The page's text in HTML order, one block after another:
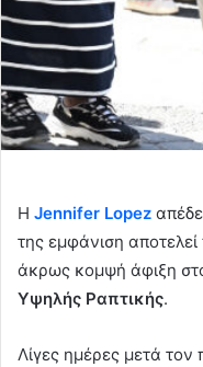
Η Jennifer Lopez
της εμφάνιση
άκρως κομψή άφιξη
Υψηλής Ραπτικής.
Λίγες ημέρες μετά